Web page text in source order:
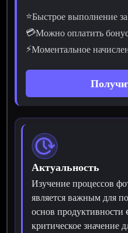
⭐Быстрое выполнение
💳Можно оплатить
⚡Моментальное
Актуальность
Изучение процессов
является важным для
основ
критическое значение